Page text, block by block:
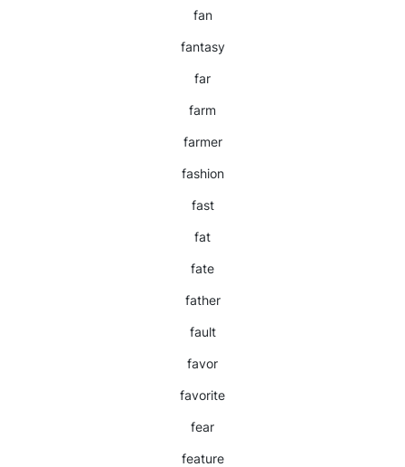
fan
fantasy
far
farm
farmer
fashion
fast
fat
fate
father
fault
favor
favorite
fear
feature